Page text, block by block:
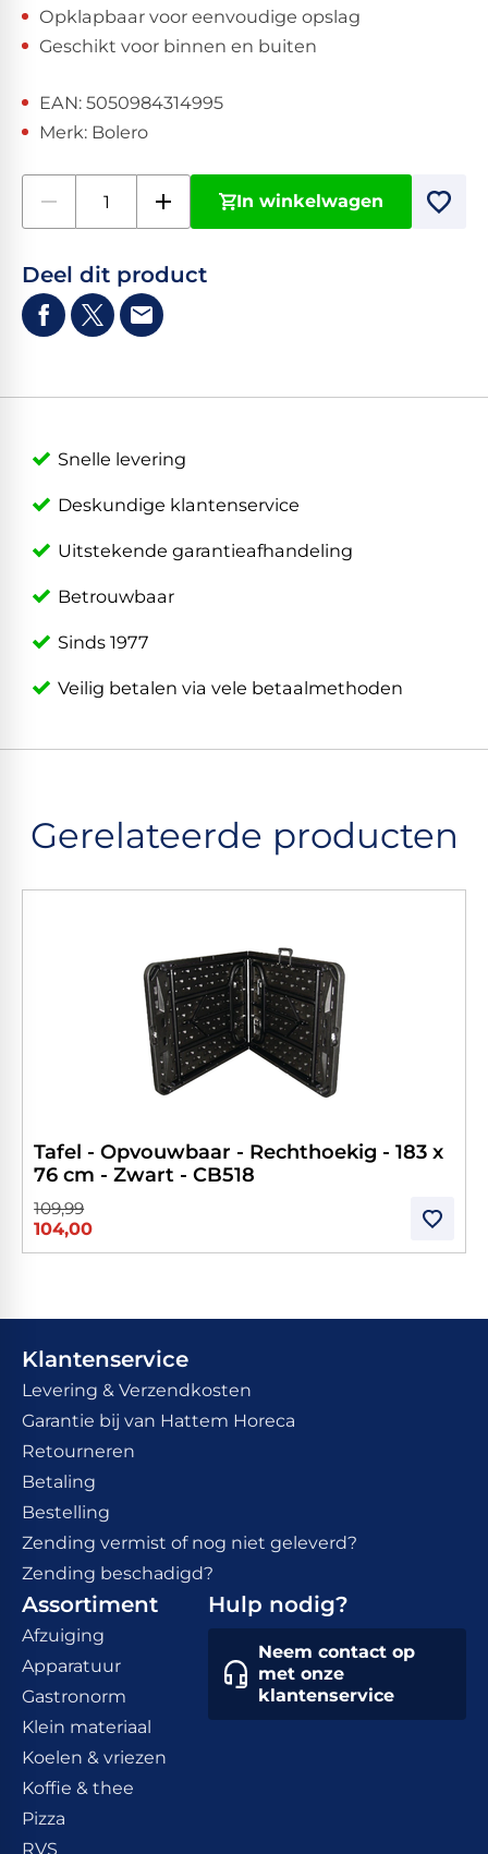
Opklapbaar voor eenvoudige opslag
Geschikt voor binnen en buiten
EAN: 5050984314995
Merk: Bolero
In winkelwagen
Deel dit product
Snelle levering
Deskundige klantenservice
Uitstekende garantieafhandeling
Betrouwbaar
Sinds 1977
Veilig betalen via vele betaalmethoden
Gerelateerde producten
Tafel - Opvouwbaar - Rechthoekig - 183 x
76 cm - Zwart - CB518
109,99
104,00
Klantenservice
Levering & Verzendkosten
Garantie bij van Hattem Horeca
Retourneren
Betaling
Bestelling
Zending vermist of nog niet geleverd?
Zending beschadigd?
Assortiment
Afzuiging
Apparatuur
Gastronorm
Klein materiaal
Koelen & vriezen
Koffie & thee
Pizza
RVS
Hulp nodig?
Neem contact op
met onze
klantenservice